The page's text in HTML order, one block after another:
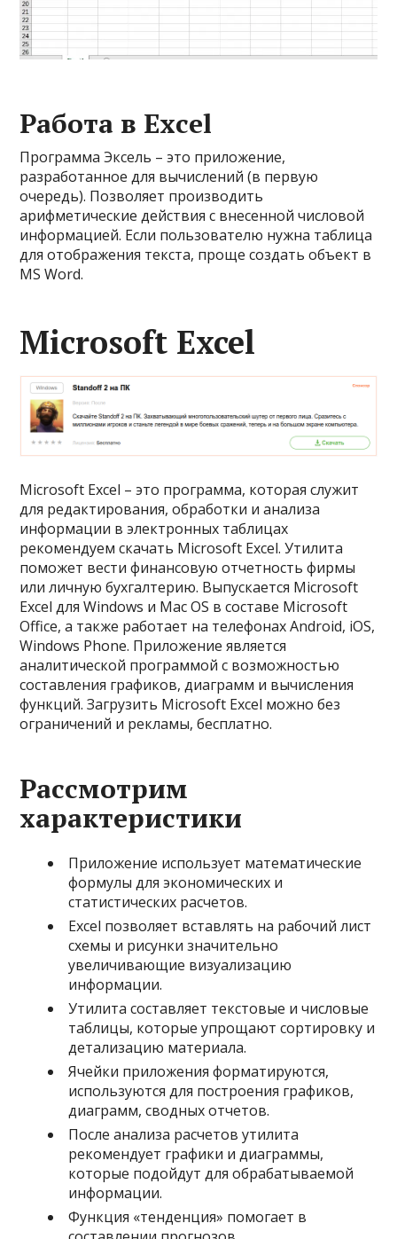
Работа в Excel
Программа Эксель – это приложение,
разработанное для вычислений (в первую
очередь). Позволяет производить
арифметические действия с внесенной числовой
информацией. Если пользователю нужна таблица
для отображения текста, проще создать объект в
MS Word.
Microsoft Excel
Microsoft Excel – это программа, которая служит
для редактирования, обработки и анализа
информации в электронных таблицах
рекомендуем скачать Microsoft Excel. Утилита
поможет вести финансовую отчетность фирмы
или личную бухгалтерию. Выпускается Microsoft
Excel для Windows и Mac OS в составе Microsoft
Office, а также работает на телефонах Android, iOS,
Windows Phone. Приложение является
аналитической программой с возможностью
составления графиков, диаграмм и вычисления
функций. Загрузить Microsoft Excel можно без
ограничений и рекламы, бесплатно.
Рассмотрим
характеристики
Приложение использует математические
формулы для экономических и
статистических расчетов.
Excel позволяет вставлять на рабочий лист
схемы и рисунки значительно
увеличивающие визуализацию
информации.
Утилита составляет текстовые и числовые
таблицы, которые упрощают сортировку и
детализацию материала.
Ячейки приложения форматируются,
используются для построения графиков,
диаграмм, сводных отчетов.
После анализа расчетов утилита
рекомендует графики и диаграммы,
которые подойдут для обрабатываемой
информации.
Функция «тенденция» помогает в